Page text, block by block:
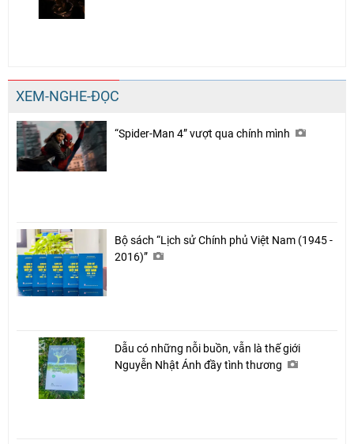
XEM-NGHE-ĐỌC
“Spider-Man 4” vượt qua chính mình
Bộ sách “Lịch sử Chính phủ Việt Nam (1945 -
2016)”
Dẫu có những nỗi buồn, vẫn là thế giới
Nguyễn Nhật Ánh đầy tình thương